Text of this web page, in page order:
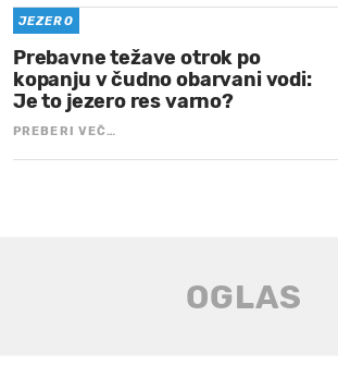
JEZERO
Prebavne težave otrok po
kopanju v čudno obarvani vodi:
Je to jezero res varno?
PREBERI VEČ…